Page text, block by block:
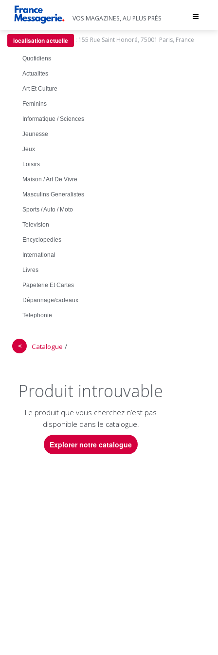
Toggle
VOS MAGAZINES, AU PLUS PRÈS
localisation actuelle : 155 Rue Saint Honoré, 75001 Paris, France
Quotidiens
Actualites
Art Et Culture
Feminins
Informatique / Sciences
Jeunesse
Jeux
Loisirs
Maison / Art De Vivre
Masculins Generalistes
Sports / Auto / Moto
Television
Encyclopedies
International
Livres
Papeterie Et Cartes
Dépannage/cadeaux
Telephonie
＜ Catalogue /
Produit introuvable
Le produit que vous cherchez n’est pas
disponible dans le catalogue.
Explorer notre catalogue